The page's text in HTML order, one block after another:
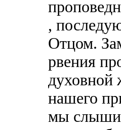
,
Отцом.
рвения
духовной
нашего
мы